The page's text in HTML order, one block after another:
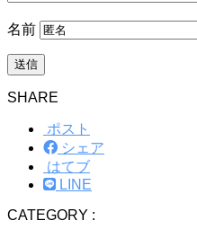
名前
SHARE
ポスト
シェア
はてブ
LINE
CATEGORY :